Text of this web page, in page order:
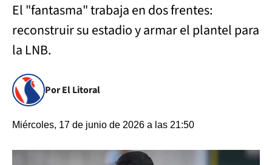
El "fantasma" trabaja en dos frentes:
reconstruir su estadio y armar el plantel para
la LNB.
Por El Litoral
Miércoles, 17 de junio de 2026 a las 21:50